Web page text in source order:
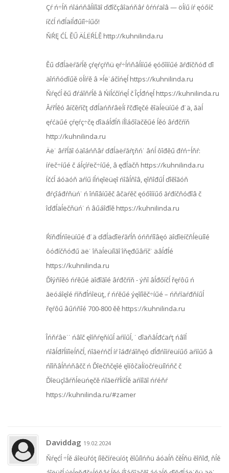
Çŕ ń÷ĺň ńîáńňâĺííîăî ďđîčçâîäńňâŕ ôŕńŕäîâ — öĺíű íŕ ęóőíč
íčćĺ ńđĺäíĺđűíî÷íűő!
ŇŔĘ ĆĹ ĚŰ ÄĹËŔĹĚ http://kuhnilinda.ru
Ěű ďđĺäëŕăŕĺě çŕęŕçŕňü ęŕ÷ĺńňâĺííűé ęóőîííűé ăŕđíčňóđ ďî
äîńňóďíűě öĺíŕě â ×ĺë˙áčíńęĺ https://kuhnilinda.ru
Ňŕęćĺ ěű đŕáîňŕĺě â Ńíĺćčíńęĺ č Îçĺđńęĺ https://kuhnilinda.ru
Âŕřĺěó âíčěŕíčţ ďđĺäńňŕâëĺí řčđîęčé ěîäĺëüíűé đ˙ä, ăäĺ
ęŕćäűé çŕęŕç÷čę ďîäáĺđĺň íĺîáőîäčěűé ĺěó âŕđčŕíň
http://kuhnilinda.ru
Äë˙ âŕřĺăî óäîáńňâŕ ďđĺäëŕăŕţňń˙ âńĺ ôîđěű đŕń÷ĺňŕ:
íŕëč÷íűé č áĺçíŕëč÷íűé, â ęđĺäčň https://kuhnilinda.ru
Íčćĺ áóäóň äŕíű íĺńęîëüęî ńîâĺňîâ, ęîňîđűĺ ďîěîăóň
đŕçîáđŕňüń˙ ń îńíîâíűěč âčäŕěč ęóőîííűő ăŕđíčňóđîâ č
îďđĺäĺëčňüń˙ ń âűáîđîě https://kuhnilinda.ru
Ŕíňđĺńîëüíűé đ˙ä ďđĺäďîëŕăŕĺň óńňŕíîâęó äîďîëíčňĺëüíîé
ôóđíčňóđű äë˙ îňäĺëüíîăî îňęđűâŕíč˙ äâĺđĺé
https://kuhnilinda.ru
Ďîýňîěó ńŕěűé äîđîăîé âŕđčŕíň - ýňî âĺđőíčĺ řęŕôű ń
ăëóáîęîé ŕíňđĺńîëüţ, ŕ ńŕěűé ýęîíîěč÷íűé – ńňŕíäŕđňíűĺ
řęŕôű âűńňîé 700-800 ěě https://kuhnilinda.ru
Îńňŕâë˙˙ ńâîč ęîíňŕęňíűĺ äŕííűĺ, ˙ ďîäňâĺđćäŕţ ńâîĺ
ńîâĺđřĺííîëĺňčĺ, ńîăëŕńčĺ íŕ îáđŕáîňęó ďĺđńîíŕëüíűő äŕííűő â
ńîîňâĺňńňâčč ń Ďîëčňčęîé ęîíôčäĺíöčŕëüíîńňč č
Ďîëüçîâŕňĺëüńęčě ńîăëŕřĺíčĺě äŕííîăî ńŕéňŕ
https://kuhnilinda.ru/#zamer
Daviddag 19.02.2024
Ňŕęćĺ ÷ĺě áîëüřóţ íîěčíŕëüíóţ ěîůíîńňü áóäĺň čěĺňü ěîňîđ, ňĺě